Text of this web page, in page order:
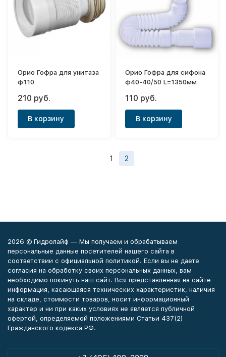
Орио Гофра для унитаза
ф110
210 руб.
В корзину
Орио Гофра для сифона
ф40-40/50 L=1350мм
110 руб.
В корзину
1 2
2026 © Гидролайф — Мы получаем и обрабатываем
персональные данные посетителей нашего сайта в
соответствии с официальной политикой. Если вы не даете
согласия на обработку своих персональных данных, вам
необходимо покинуть наш сайт. Вся представленная на сайте
информация, касающаяся технических характеристик, наличия
на складе, стоимости товаров, носит информационный
характер и ни при каких условиях не является публичной
офертой, определяемой положениями Статьи 437(2)
Гражданского кодекса РФ.